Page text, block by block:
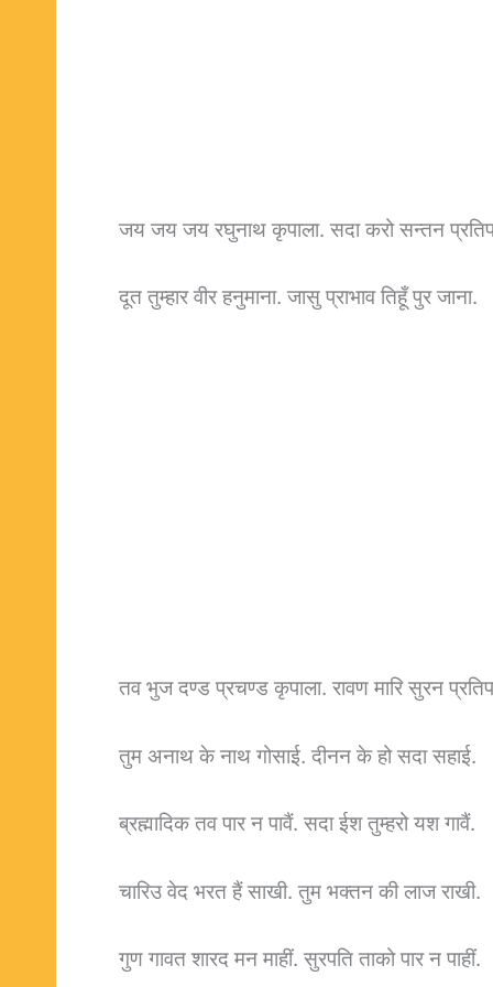
जय जय जय रघुनाथ कृपाला. सदा करो सन्तन
दूत तुम्हार वीर हनुमाना. जासु प्राभाव तिहूँ पुर जाना.
तव भुज दण्ड प्रचण्ड कृपाला. रावण मारि सुरन
तुम अनाथ के नाथ गोसाई. दीनन के हो सदा सहाई.
ब्रह्मादिक तव पार न पावैं. सदा ईश तुम्हरो यश गावैं.
चारिउ वेद भरत हैं साखी. तुम भक्तन की लाज राखी.
गुण गावत शारद मन माहीं. सुरपति ताको पार न पाहीं.